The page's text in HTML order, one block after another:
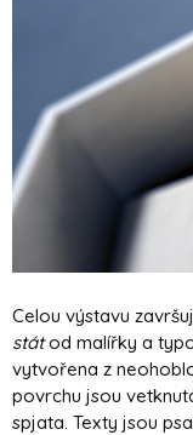
Celou výstavu
státod malířky a
vytvořena z
povrchu jsou
spjata. Texty jsou